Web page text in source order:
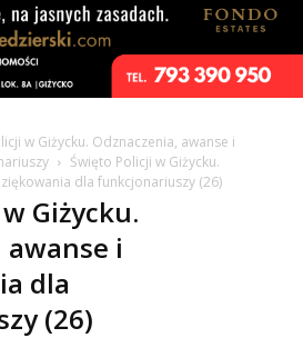
w Giżycku. Odznaczenia, awanse i
Święto Policji w Giżycku.
dla funkcjonariuszy (26)
Giżycku.
awanse i
dla
(26)